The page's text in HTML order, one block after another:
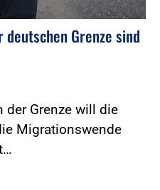
deutschen Grenze sind
der Grenze will die
Migrationswende